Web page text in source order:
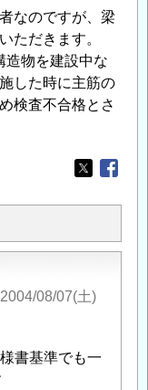
なのですが、梁
ただきます。
造物を建設中な
した時に主筋の
検査不合格とさ
Opens in
2004/08/07(土)
書基準でも一